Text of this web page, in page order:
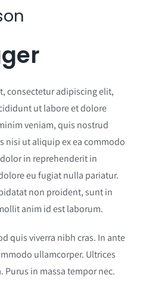
consectetur adipiscing elit,
ut labore et dolore
veniam, quis nostrud
nisi ut aliquip ex ea commodo
in reprehenderit in
eu fugiat nulla pariatur.
non proident, sunt in
anim id est laborum.
quis viverra nibh cras. In ante
ullamcorper. Ultrices
Purus in massa tempor nec.